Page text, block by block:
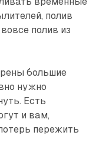
полив
полив из
большие
нужно
Есть
и вам,
пережить